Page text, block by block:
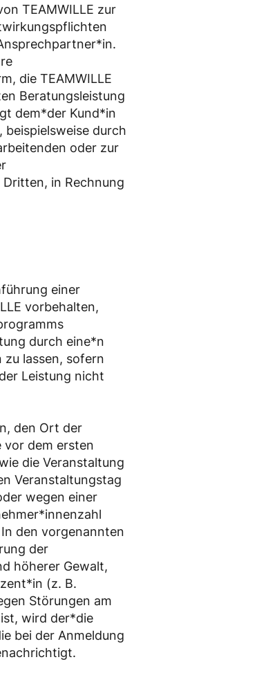
TEAMWILLE zur
die TEAMWILLE
Beratungsleistung
dem*der Kund*in
durch
oder zur
in Rechnung
einer
vorbehalten,
durch eine*n
lassen, sofern
Leistung nicht
den Ort der
vor dem ersten
die Veranstaltung
Veranstaltungstag
wegen einer
den vorgenannten
der
höherer Gewalt,
(z. B.
Störungen am
wird der*die
bei der Anmeldung